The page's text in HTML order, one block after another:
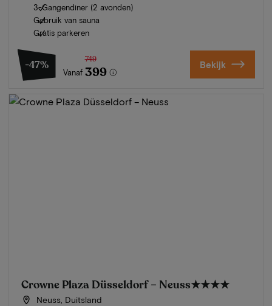
3-Gangendiner (2 avonden)
Gebruik van sauna
Gratis parkeren
-47%
Vanaf
749
399 Bekijk
Crowne Plaza Düsseldorf – Neuss★★★★
Neuss, Duitsland